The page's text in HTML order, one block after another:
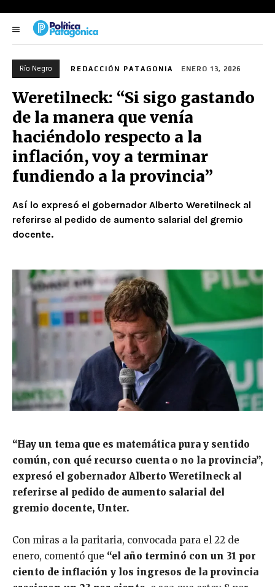
Río Negro REDACCIÓN PATAGONIA ENERO 13, 2026
Weretilneck: “Si sigo gastando
de la manera que venía
haciéndolo respecto a la
inflación, voy a terminar
fundiendo a la provincia”
Así lo expresó el gobernador Alberto Weretilneck al
referirse al pedido de aumento salarial del gremio
docente.
“Hay un tema que es matemática pura y sentido
común, con qué recurso cuenta o no la provincia”,
expresó el gobernador Alberto Weretilneck al
referirse al pedido de aumento salarial del
gremio docente, Unter.
Con miras a la paritaria, convocada para el 22 de
enero, comentó que “el año terminó con un 31 por
ciento de inflación y los ingresos de la provincia